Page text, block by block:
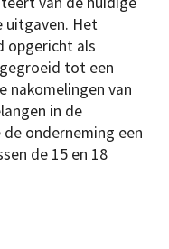
uitgaven. Het
opgericht als
tot een
nakomelingen van
in de
onderneming een
de 15 en 18